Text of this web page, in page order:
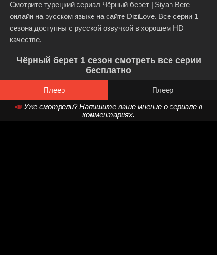
Смотрите турецкий сериал Чёрный берет | Siyah Bere
онлайн на русском языке на сайте DiziLove. Все серии 1
сезона доступны с русской озвучкой в хорошем HD
качестве.
Чёрный берет 1 сезон смотреть все серии
бесплатно
Плеер
Плеер
📣 Уже смотрели? Напишите ваше мнение о сериале в
комментариях.